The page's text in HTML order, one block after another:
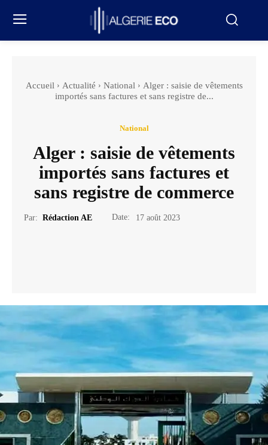
Accueil Actualité National
Alger : saisie de vêtements
importés sans factures et sans registre de...
National
Alger : saisie de vêtements
importés sans factures et
sans registre de commerce
Par: Rédaction AE Date: 17 août 2023